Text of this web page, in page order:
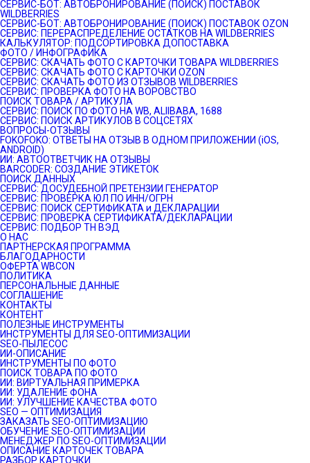
CЕРВИС-БОТ: АВТОБРОНИРОВАНИЕ (ПОИСК) ПОСТАВОК
WILDBERRIES
СЕРВИС-БОТ: АВТОБРОНИРОВАНИЕ (ПОИСК) ПОСТАВОК OZON
СЕРВИС: ПЕРЕРАСПРЕДЕЛЕНИЕ ОСТАТКОВ НА WILDBERRIES
КАЛЬКУЛЯТОР: ПОДСОРТИРОВКА ДОПОСТАВКА
ФОТО / ИНФОГРАФИКА
СЕРВИС: СКАЧАТЬ ФОТО С КАРТОЧКИ ТОВАРА WILDBERRIES
СЕРВИС: СКАЧАТЬ ФОТО С КАРТОЧКИ OZON
СЕРВИС: СКАЧАТЬ ФОТО ИЗ ОТЗЫВОВ WILDBERRIES
СЕРВИС: ПРОВЕРКА ФОТО НА ВОРОВСТВО
ПОИСК ТОВАРА / АРТИКУЛА
СЕРВИС: ПОИСК ПО ФОТО НА WB, ALIIBABA, 1688
СЕРВИС: ПОИСК АРТИКУЛОВ В СОЦСЕТЯХ
ВОПРОСЫ-ОТЗЫВЫ
FOKOFOKO: ОТВЕТЫ НА ОТЗЫВ В ОДНОМ ПРИЛОЖЕНИИ (iOS,
ANDROID)
ИИ: АВТООТВЕТЧИК НА ОТЗЫВЫ
BARCODER: СОЗДАНИЕ ЭТИКЕТОК
ПОИСК ДАННЫХ
СЕРВИС: ДОСУДЕБНОЙ ПРЕТЕНЗИИ ГЕНЕРАТОР
СЕРВИС: ПРОВЕРКА ЮЛ ПО ИНН/ОГРН
СЕРВИС: ПОИСК СЕРТИФИКАТА и ДЕКЛАРАЦИИ
СЕРВИС: ПРОВЕРКА СЕРТИФИКАТА/ДЕКЛАРАЦИИ
СЕРВИС: ПОДБОР ТН ВЭД
О НАС
ПАРТНЕРСКАЯ ПРОГРАММА
БЛАГОДАРНОСТИ
ОФЕРТА WBCON
ПОЛИТИКА
ПЕРСОНАЛЬНЫЕ ДАННЫЕ
СОГЛАШЕНИЕ
КОНТАКТЫ
КОНТЕНТ
ПОЛЕЗНЫЕ ИНСТРУМЕНТЫ
ИНСТРУМЕНТЫ ДЛЯ SEO-ОПТИМИЗАЦИИ
SEO-ПЫЛЕСОС
ИИ-ОПИСАНИЕ
ИНСТРУМЕНТЫ ПО ФОТО
ПОИСК ТОВАРА ПО ФОТО
ИИ: ВИРТУАЛЬНАЯ ПРИМЕРКА
ИИ: УДАЛЕНИЕ ФОНА
ИИ: УЛУЧШЕНИЕ КАЧЕСТВА ФОТО
SEO — ОПТИМИЗАЦИЯ
ЗАКАЗАТЬ SEO-ОПТИМИЗАЦИЮ
ОБУЧЕНИЕ SEO-ОПТИМИЗАЦИИ
МЕНЕДЖЕР ПО SEO-ОПТИМИЗАЦИИ
ОПИСАНИЕ КАРТОЧЕК ТОВАРА
РАЗБОР КАРТОЧКИ